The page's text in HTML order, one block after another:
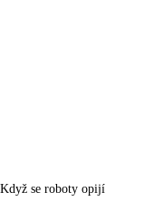
Když se roboty opijí